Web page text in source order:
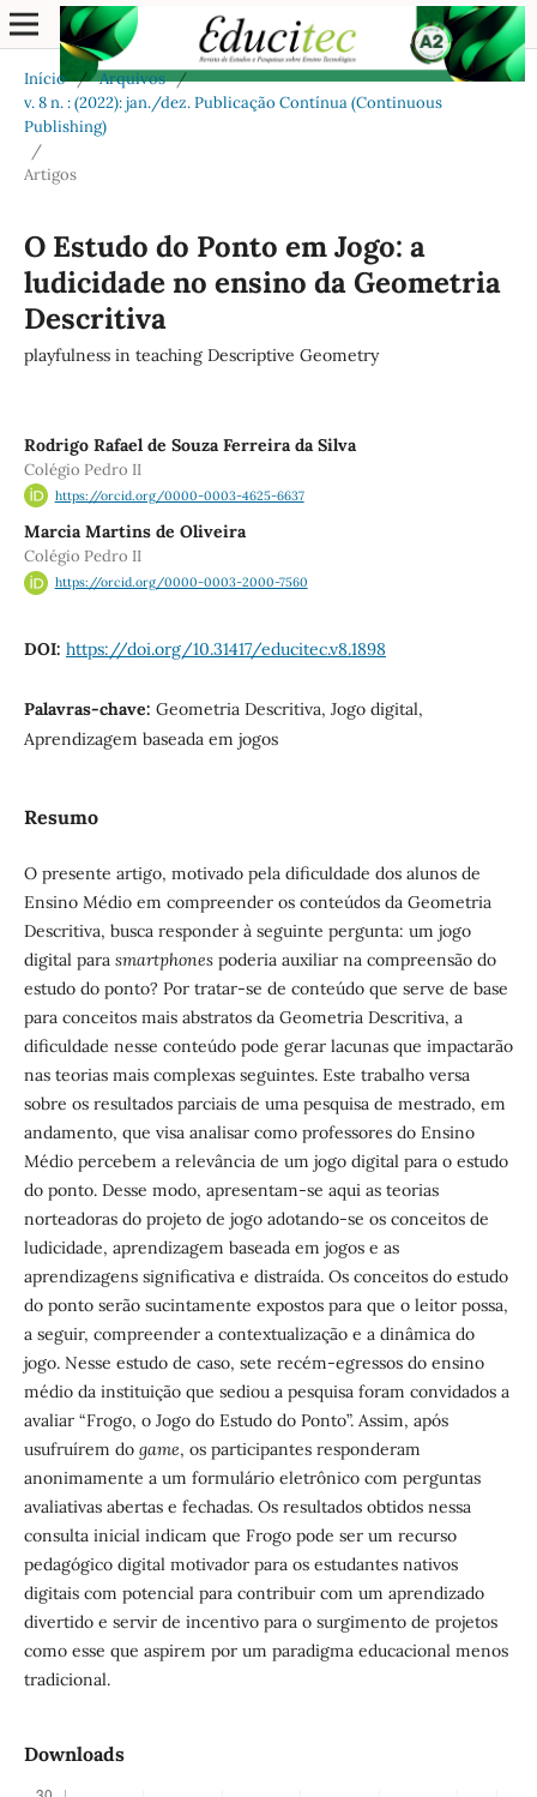
Início / Arquivos /
v. 8 n. : (2022): jan./dez. Publicação Contínua (Continuous
Publishing)
/
Artigos
O Estudo do Ponto em Jogo: a
ludicidade no ensino da Geometria
Descritiva
playfulness in teaching Descriptive Geometry
Rodrigo Rafael de Souza Ferreira da Silva
Colégio Pedro II
https://orcid.org/0000-0003-4625-6637
Marcia Martins de Oliveira
Colégio Pedro II
https://orcid.org/0000-0003-2000-7560
DOI: https://doi.org/10.31417/educitec.v8.1898
Palavras-chave: Geometria Descritiva, Jogo digital,
Aprendizagem baseada em jogos
Resumo
O presente artigo, motivado pela dificuldade dos alunos de
Ensino Médio em compreender os conteúdos da Geometria
Descritiva, busca responder à seguinte pergunta: um jogo
digital para smartphonespoderia auxiliar na compreensão do
estudo do ponto? Por tratar-se de conteúdo que serve de base
para conceitos mais abstratos da Geometria Descritiva, a
dificuldade nesse conteúdo pode gerar lacunas que impactarão
nas teorias mais complexas seguintes. Este trabalho versa
sobre os resultados parciais de uma pesquisa de mestrado, em
andamento, que visa analisar como professores do Ensino
Médio percebem a relevância de um jogo digital para o estudo
do ponto. Desse modo, apresentam-se aqui as teorias
norteadoras do projeto de jogo adotando-se os conceitos de
ludicidade, aprendizagem baseada em jogos e as
aprendizagens significativa e distraída. Os conceitos do estudo
do ponto serão sucintamente expostos para que o leitor possa,
a seguir, compreender a contextualização e a dinâmica do
jogo. Nesse estudo de caso, sete recém-egressos do ensino
médio da instituição que sediou a pesquisa foram convidados a
avaliar “Frogo, o Jogo do Estudo do Ponto”. Assim, após
usufruírem do game, os participantes responderam
anonimamente a um formulário eletrônico com perguntas
avaliativas abertas e fechadas. Os resultados obtidos nessa
consulta inicial indicam que Frogo pode ser um recurso
pedagógico digital motivador para os estudantes nativos
digitais com potencial para contribuir com um aprendizado
divertido e servir de incentivo para o surgimento de projetos
como esse que aspirem por um paradigma educacional menos
tradicional.
Downloads